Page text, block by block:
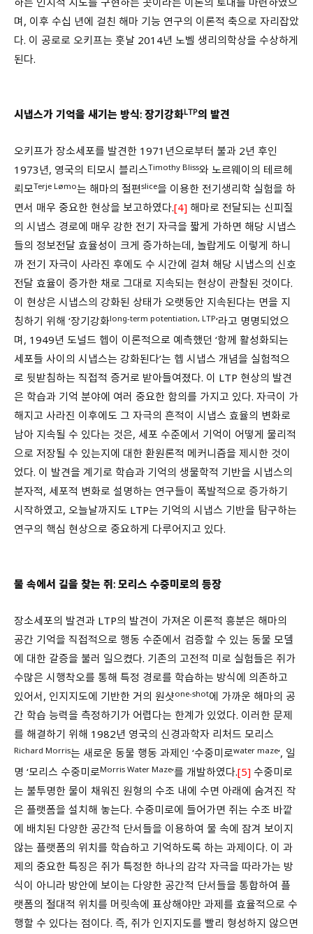
며, 이후 수십 년에 걸친 해마 기능 연구의 이론적 축으로 자리잡았
다. 이 공로로 오키프는 훗날 2014년 노벨 생리의학상을 수상하게
된다.
시냅스가 기억을 새기는 방식: 장기강화LTP의 발견
오키프가 장소세포를 발견한 1971년으로부터 불과 2년 후인
1973년, 영국의 티모시 블리스Timothy Bliss와 노르웨이의 테르헤
뢰모Terje Lømo는 해마의 절편slice을 이용한 전기생리학 실험을 하
면서 매우 중요한 현상을 보고하였다.[4] 해마로 전달되는 신피질
의 시냅스 경로에 매우 강한 전기 자극을 짧게 가하면 해당 시냅스
들의 정보전달 효율성이 크게 증가하는데, 놀랍게도 이렇게 하니
까 전기 자극이 사라진 후에도 수 시간에 걸쳐 해당 시냅스의 신호
전달 효율이 증가한 채로 그대로 지속되는 현상이 관찰된 것이다.
이 현상은 시냅스의 강화된 상태가 오랫동안 지속된다는 면을 지
칭하기 위해 ‘장기강화long-term potentiation, LTP‘라고 명명되었으
며, 1949년 도널드 헵이 이론적으로 예측했던 ‘함께 활성화되는
세포들 사이의 시냅스는 강화된다’는 헵 시냅스 개념을 실험적으
로 뒷받침하는 직접적 증거로 받아들여졌다. 이 LTP 현상의 발견
은 학습과 기억 분야에 여러 중요한 함의를 가지고 있다. 자극이 가
해지고 사라진 이후에도 그 자극의 흔적이 시냅스 효율의 변화로
남아 지속될 수 있다는 것은, 세포 수준에서 기억이 어떻게 물리적
으로 저장될 수 있는지에 대한 환원론적 메커니즘을 제시한 것이
었다. 이 발견을 계기로 학습과 기억의 생물학적 기반을 시냅스의
분자적, 세포적 변화로 설명하는 연구들이 폭발적으로 증가하기
시작하였고, 오늘날까지도 LTP는 기억의 시냅스 기반을 탐구하는
연구의 핵심 현상으로 중요하게 다루어지고 있다.
물 속에서 길을 찾는 쥐: 모리스 수중미로의 등장
장소세포의 발견과 LTP의 발견이 가져온 이론적 흥분은 해마의
공간 기억을 직접적으로 행동 수준에서 검증할 수 있는 동물 모델
에 대한 갈증을 불러 일으켰다. 기존의 고전적 미로 실험들은 쥐가
수많은 시행착오를 통해 특정 경로를 학습하는 방식에 의존하고
있어서, 인지지도에 기반한 거의 원샷one-shot에 가까운 해마의 공
간 학습 능력을 측정하기가 어렵다는 한계가 있었다. 이러한 문제
를 해결하기 위해 1982년 영국의 신경과학자 리처드 모리스
Richard Morris는 새로운 동물 행동 과제인 ‘수중미로water maze‘, 일
명 ‘모리스 수중미로Morris Water Maze‘를 개발하였다.[5] 수중미로
는 불투명한 물이 채워진 원형의 수조 내에 수면 아래에 숨겨진 작
은 플랫폼을 설치해 놓는다. 수중미로에 들어가면 쥐는 수조 바깥
에 배치된 다양한 공간적 단서들을 이용하여 물 속에 잠겨 보이지
않는 플랫폼의 위치를 학습하고 기억하도록 하는 과제이다. 이 과
제의 중요한 특징은 쥐가 특정한 하나의 감각 자극을 따라가는 방
식이 아니라 방안에 보이는 다양한 공간적 단서들을 통합하여 플
랫폼의 절대적 위치를 머릿속에 표상해야만 과제를 효율적으로 수
행할 수 있다는 점이다. 즉, 쥐가 인지지도를 빨리 형성하지 않으면